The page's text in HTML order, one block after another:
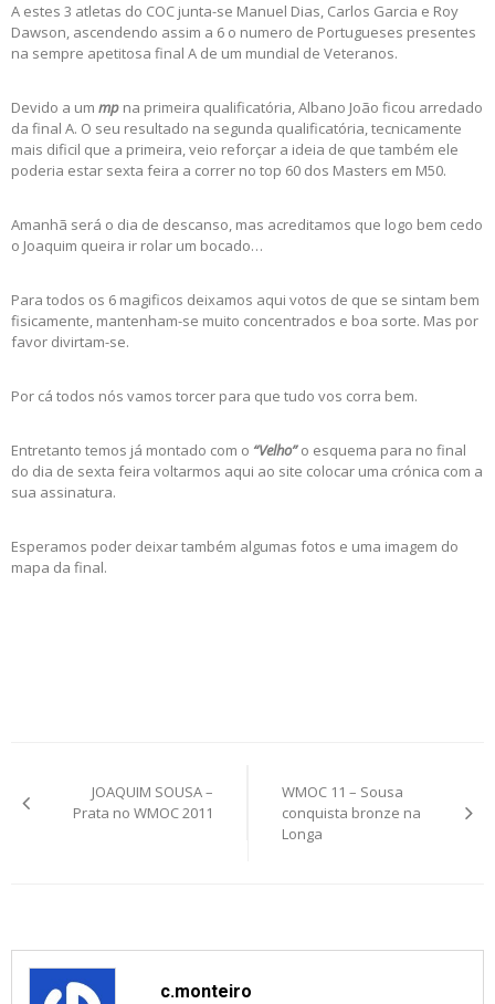
A estes 3 atletas do COC junta-se Manuel Dias, Carlos Garcia e Roy
Dawson, ascendendo assim a 6 o numero de Portugueses presentes
na sempre apetitosa final A de um mundial de Veteranos.
Devido a um mp na primeira qualificatória, Albano João ficou arredado
da final A. O seu resultado na segunda qualificatória, tecnicamente
mais dificil que a primeira, veio reforçar a ideia de que também ele
poderia estar sexta feira a correr no top 60 dos Masters em M50.
Amanhã será o dia de descanso, mas acreditamos que logo bem cedo
o Joaquim queira ir rolar um bocado…
Para todos os 6 magificos deixamos aqui votos de que se sintam bem
fisicamente, mantenham-se muito concentrados e boa sorte. Mas por
favor divirtam-se.
Por cá todos nós vamos torcer para que tudo vos corra bem.
Entretanto temos já montado com o “Velho”o esquema para no final
do dia de sexta feira voltarmos aqui ao site colocar uma crónica com a
sua assinatura.
Esperamos poder deixar também algumas fotos e uma imagem do
mapa da final.
navigation
JOAQUIM SOUSA –
Prata no WMOC 2011
WMOC 11 – Sousa
conquista bronze na
Longa
c.monteiro